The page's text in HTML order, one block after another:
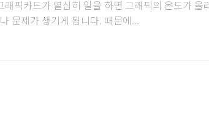
래픽카드가 열심히 일을 하면 그래픽의 온도가 올
문제가 생기게 됩니다. 때문에...